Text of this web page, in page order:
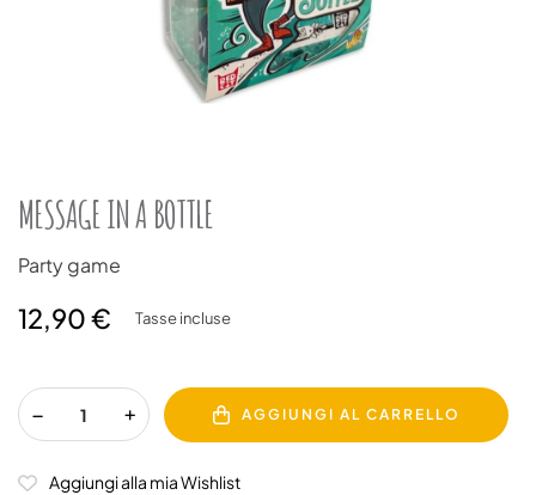
MESSAGE IN A BOTTLE
Party game
12,90 € Tasse incluse
AGGIUNGI AL CARRELLO
Aggiungi alla mia Wishlist